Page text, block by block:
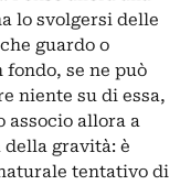
lo svolgersi delle
guardo o
se ne può
niente su di essa,
associo allora a
gravità: è
tentativo di